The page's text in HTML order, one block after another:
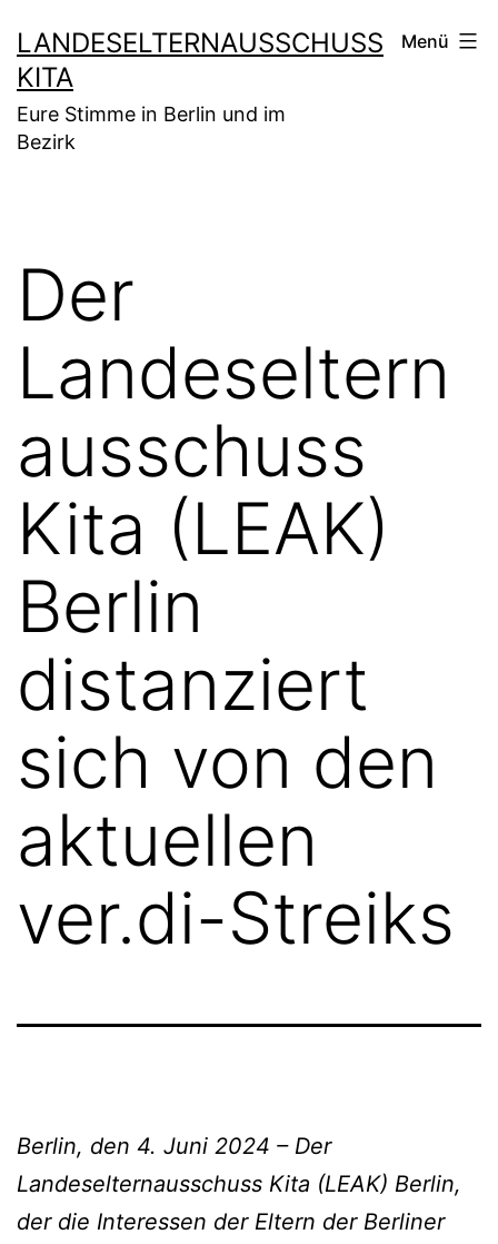
Inhalt
springen
LANDESELTERNAUSSCHUSS
KITA
Eure Stimme in Berlin und im
Bezirk
Menü
Der
Landeseltern
ausschuss
Kita (LEAK)
Berlin
distanziert
sich von den
aktuellen
ver.di-Streiks
Berlin, den 4. Juni 2024 – Der
Landeselternausschuss Kita (LEAK) Berlin,
der die Interessen der Eltern der Berliner